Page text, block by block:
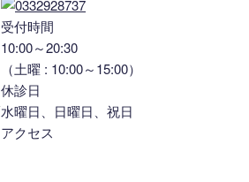
受付時間
10:00～20:30
（土曜 : 10:00～15:00）
休診日
水曜日、日曜日、祝日
アクセス